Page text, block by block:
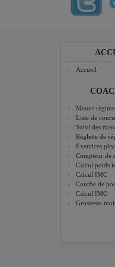
Accueil
Menus régime
Liste de
Suivi des
Réglette de
Exercices
Compteur de
Calcul poids
Calcul IMC
Courbe de
Calcul IMG
Grossesse